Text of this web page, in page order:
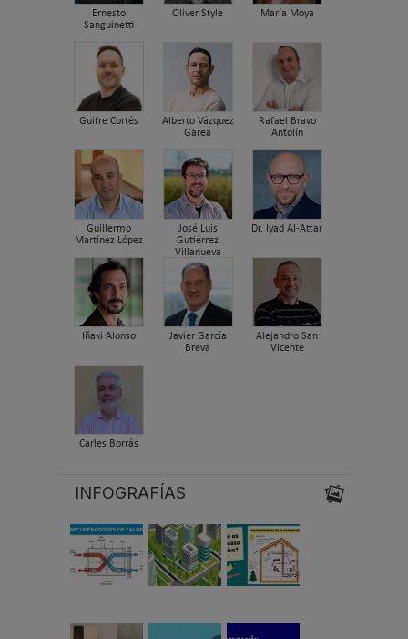
Ernesto
Sanguinetti
Oliver Style María Moya
Guifre Cortés
Alberto Vázquez
Garea
Rafael Bravo
Antolín
Guillermo
Martínez López
José Luis
Gutiérrez
Villanueva
Dr. Iyad Al-Attar
Iñaki Alonso
Javier García
Breva
Alejandro San
Vicente
Carles Borrás
INFOGRAFÍAS